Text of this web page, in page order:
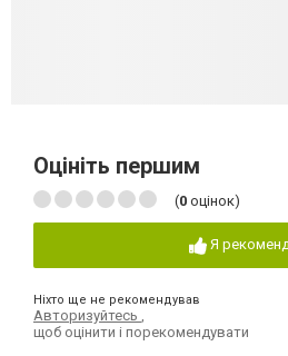
Оцініть першим
(0 оцінок)
Я
Ніхто ще не рекомендував
Авторизуйтесь
щоб оцінити і порекомендувати